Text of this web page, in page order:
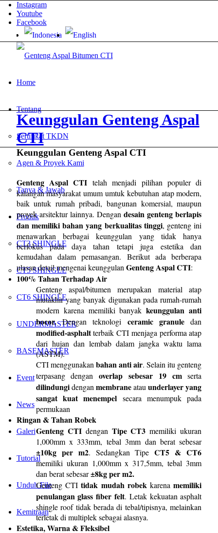
Instagram
Youtube
Facebook
Home
Tentang
Sertifikat TKDN
Agen & Proyek Kami
Tanya & Jawab
Produk
CT3 SHINGLE
CT5 SHINGLE
CT6 SHINGLE
UNDERMASTER
BASEMASTER
Event
News
Galeri
Tutorial
Unduh File
Kemitraan
Keunggulan Genteng Aspal
CTI
Keunggulan Genteng Aspal CTI
Genteng Aspal CTI telah menjadi pilihan populer di
kalangan masyarakat umum umtuk kebutuhan atap modern,
baik untuk rumah pribadi, bangunan komersial, maupun
proyek arsitektur lainnya. Dengandesain genteng berlapis
dan memiliki bahan yang berkualitas tinggi, genteng ini
menawarkan berbagai keunggulan yang tidak hanya
berfokus pada daya tahan tetapi juga estetika dan
kemudahan dalam pemasangan. Berikut ada berberapa
ulasan detail mengenai keunggulan Genteng Aspal CTI:
100% Tahan Terhadap Air
Genteng aspal/bitumen merupakan material atap
mutakhir yang banyak digunakan pada rumah-rumah
modern karena memiliki banyakkeunggulan anti
bocor.Dengan teknologi ceramic granuledan
modified-asphaltterbaik CTI menjaga performa atap
dari hujan dan lembab dalam jangka waktu lama
(ASTM).
CTI menggunakan bahananti air. Selain itu genteng
terpasang denganoverlapsebesar 19 cmserta
dilindungidengan membraneatauunderlayeryang
sangat kuat menempel secara menumpuk pada
permukaan
Ringan & Tahan Robek
GentengCTI dengan TipeCT3memiliki ukuran
1,000mm x 333mm, tebal 3mm dan berat sebesar
±10kg per m2. Sedangkan TipeCT5 & CT6
memiliki ukuran 1,000mm x 317,5mm, tebal 3mm
dan berat sebesar±8kg per m2.
Genteng CTItidak mudah robek karenamemiliki
penulanganglass fiber felt. Letak kekuatan asphalt
shingle roof tidak berada di tebal/tipisnya, melainkan
terletak di multiplek sebagai alasnya.
Estetika, Warna & Fleksibel